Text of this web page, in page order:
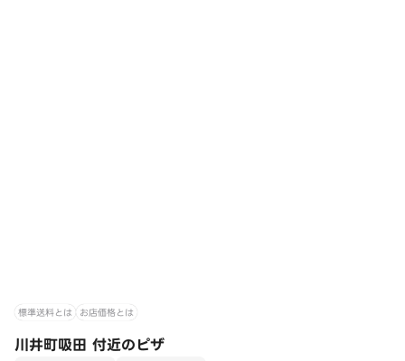
標準送料とは お店価格とは
川井町吸田 付近のピザ